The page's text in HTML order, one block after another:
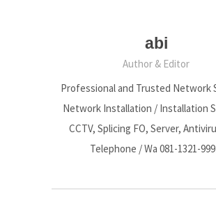
abi
Author & Editor
Professional and Trusted Network
Network Installation / Installation
CCTV, Splicing FO, Server,
Telephone / Wa 081-1321-